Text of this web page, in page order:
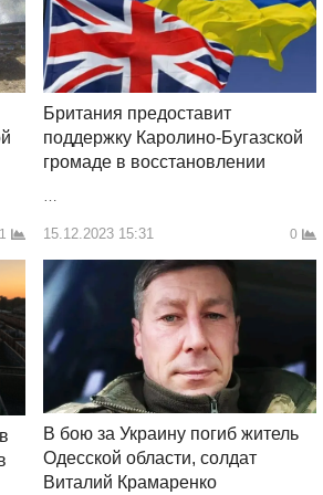
1
Британия предоставит
поддержку Каролино-Бугазской
громаде в восстановлении
…
15.12.2023 15:31 0
В бою за Украину погиб житель
Одесской области, солдат
Виталий Крамаренко